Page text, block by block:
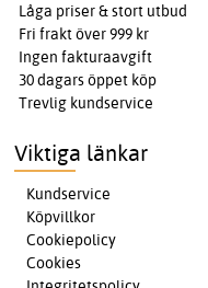
Låga priser & stort utbud
Fri frakt över 999 kr
Ingen fakturaavgift
30 dagars öppet köp
Trevlig kundservice
Viktiga länkar
Kundservice
Köpvillkor
Cookiepolicy
Cookies